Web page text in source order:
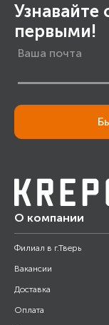
Узнавайте
первыми!
О компании
Филиал в г.Тверь
Вакансии
Доставка
Оплата